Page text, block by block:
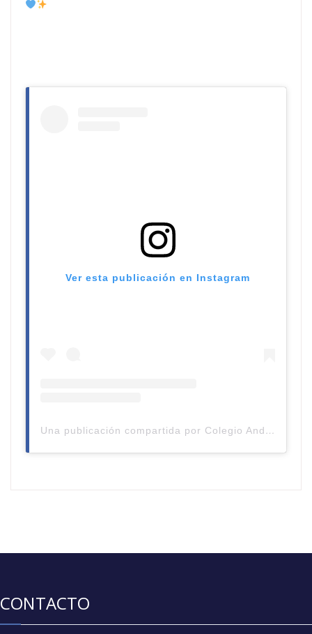
Ver esta publicación en Instagram
Una publicación compartida por Colegio Andes de Talca (@colegioandestalca)
CONTACTO